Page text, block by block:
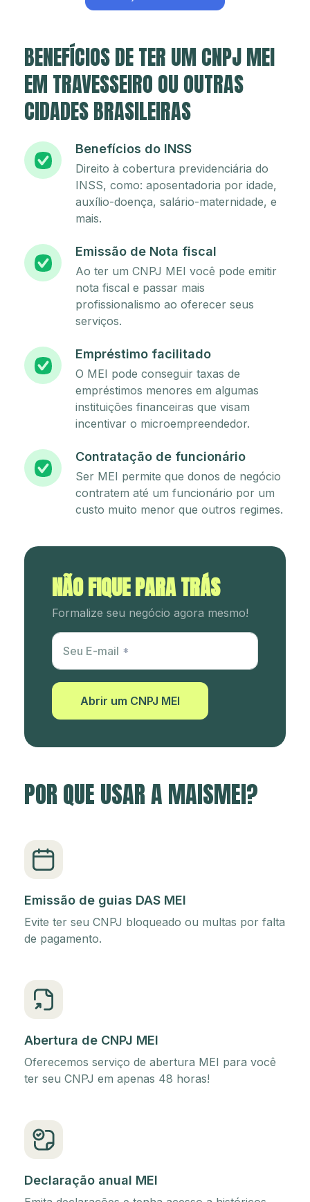
BENEFÍCIOS DE TER UM CNPJ MEI
EM TRAVESSEIRO OU OUTRAS
CIDADES BRASILEIRAS
Benefícios do INSS
Direito à cobertura previdenciária do
INSS, como: aposentadoria por idade,
auxílio-doença, salário-maternidade, e
mais.
Emissão de Nota fiscal
Ao ter um CNPJ MEI você pode emitir
nota fiscal e passar mais
profissionalismo ao oferecer seus
serviços.
Empréstimo facilitado
O MEI pode conseguir taxas de
empréstimos menores em algumas
instituições financeiras que visam
incentivar o microempreendedor.
Contratação de funcionário
Ser MEI permite que donos de negócio
contratem até um funcionário por um
custo muito menor que outros regimes.
NÃO FIQUE PARA TRÁS
Formalize seu negócio agora mesmo!
Utm Content
Seu E-mail
Abrir um CNPJ MEI
POR QUE USAR A MAISMEI?
Emissão de guias DAS MEI
Evite ter seu CNPJ bloqueado ou multas por falta
de pagamento.
Abertura de CNPJ MEI
Oferecemos serviço de abertura MEI para você
ter seu CNPJ em apenas 48 horas!
Declaração anual MEI